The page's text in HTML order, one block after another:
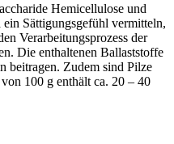
Hemicellulose und
Sättigungsgefühl vermitteln,
Verarbeitungsprozess der
Die enthaltenen Ballaststoffe
beitragen. Zudem sind Pilze
100 g enthält ca. 20 – 40